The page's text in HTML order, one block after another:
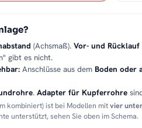
(Achsmaß). Vor- und
gibt es nicht.
Anschlüsse aus dem Boden oder
. Adapter für Kupferrohre
kombiniert) ist bei Modellen mitvier
unterstützt, sehen Sie oben im Schema.